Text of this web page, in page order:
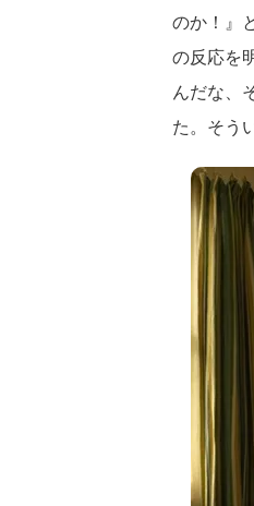
のか！』
の反応を
んだな、
た。そう